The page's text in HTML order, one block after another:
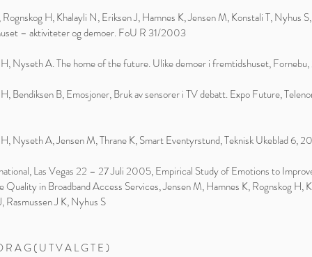
H, Khalayli N, Eriksen J, Hamnes K, Jensen M, Konstali T, Nyhus
– aktiviteter og demoer. FoU R 31/2003
Nyseth A. The home of the future. Ulike demoer i fremtidshuset,
Bendiksen B, Emosjoner, Bruk av sensorer i TV debatt. Expo Future,
Nyseth A, Jensen M, Thrane K, Smart Eventyrstund, Teknisk Ukeblad 6,
Las Vegas 22 – 27 Juli 2005, Empirical Study of Emotions to
Quality in Broadband Access Services, Jensen M, Hamnes K, Rognskog H,
Rasmussen J K, Nyhus S
R A G ( U T V A L G T E )